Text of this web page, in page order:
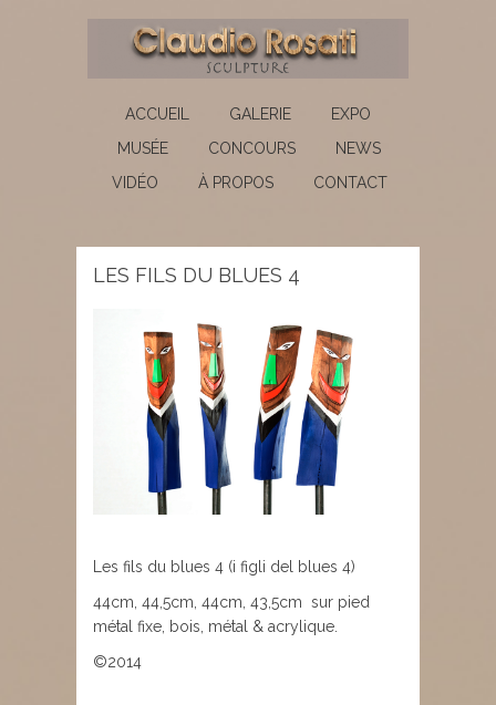
ACCUEIL GALERIE
EXPO
MUSÉE
CONCOURS
NEWS
VIDÉO
À PROPOS CONTACT
LES FILS DU BLUES 4
L es fils du blues 4 (i figli del blues 4)
44cm, 44,5cm, 44cm, 43,5cm sur pied
métal fixe, bois, métal & acrylique.
©2014